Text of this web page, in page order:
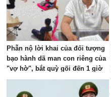
Phẫn nộ lời khai của đối tượng
bạo hành dã man con riêng của
"vợ hờ", bắt quỳ gối đến 1 giờ
sáng